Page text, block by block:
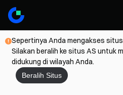
Sepertinya Anda mengakses
Silakan beralih ke situs AS untuk
didukung di wilayah Anda.
Beralih Situs